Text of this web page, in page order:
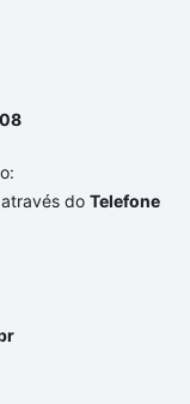
do Telefone